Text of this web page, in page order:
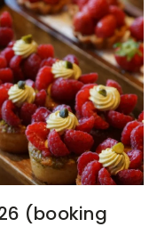
(booking